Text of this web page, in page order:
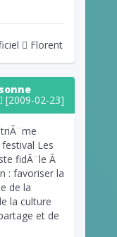
Florent
[2009-02-23]
Les
fidÃ¨le Ã
: favoriser la
de la
la culture
et de